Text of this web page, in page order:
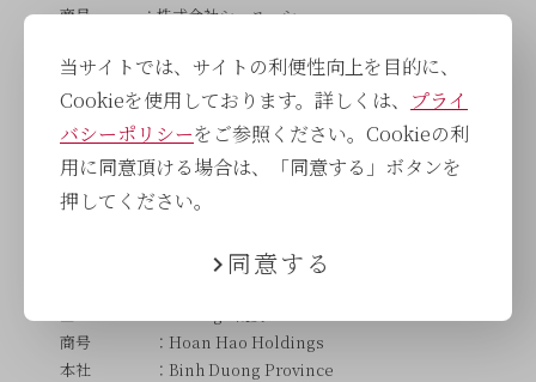
商号 ：株式会社シーユーシー
不動産東日本橋ビル２階
設立 ：2014年8月
代表者 ：代表取締役社長 濵口 慶太
事業内容 ：医療機関経営支援事業
医療機関の支援を目的に 2014 年 8 月にサービスを開始。医
療機関のニーズにマッチした新しいサービスを提供すると
本全国に支援展開を広げています。
商号 ：Hoan Hao Holdings
本社 ：Binh Duong Province
当サイトでは、サイトの利便性向上を目的に、
Cookieを使用しております。詳しくは、 プライ
バシーポリシーをご参照ください。Cookieの利
用に同意頂ける場合は、「同意する」ボタンを
押してください。
同意する